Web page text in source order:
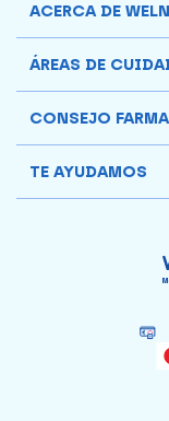
ACERCA DE
ÁREAS DE
CONSEJO
TE AYUDAMOS